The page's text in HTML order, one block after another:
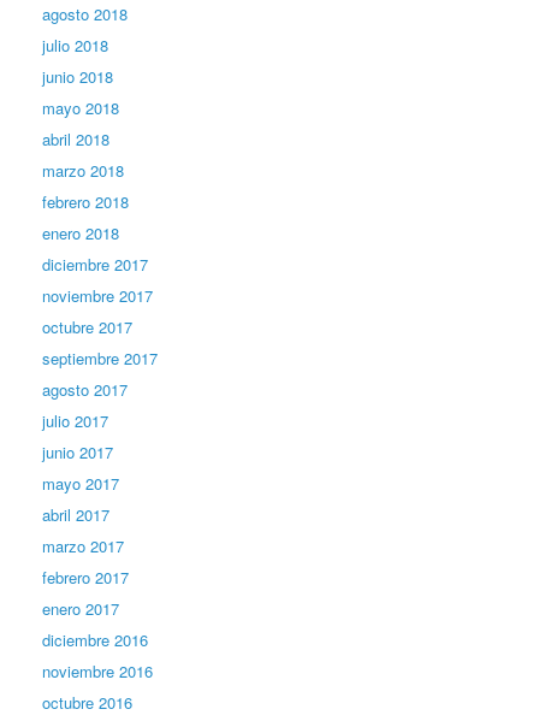
agosto 2018
julio 2018
junio 2018
mayo 2018
abril 2018
marzo 2018
febrero 2018
enero 2018
diciembre 2017
noviembre 2017
octubre 2017
septiembre 2017
agosto 2017
julio 2017
junio 2017
mayo 2017
abril 2017
marzo 2017
febrero 2017
enero 2017
diciembre 2016
noviembre 2016
octubre 2016